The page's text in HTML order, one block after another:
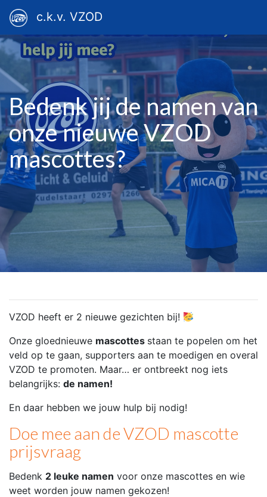
c.k.v. VZOD
Bedenk jij de namen van
onze nieuwe VZOD
mascottes?
VZOD heeft er 2 nieuwe gezichten bij!
Onze gloednieuwe mascottes staan te popelen om het
veld op te gaan, supporters aan te moedigen en overal
VZOD te promoten. Maar… er ontbreekt nog iets
belangrijks: de namen!
En daar hebben we jouw hulp bij nodig!
Doe mee aan de VZOD mascotte
prijsvraag
Bedenk 2 leuke namen voor onze mascottes en wie
weet worden jouw namen gekozen!